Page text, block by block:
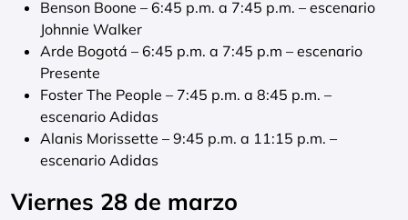
Benson Boone – 6:45 p.m. a 7:45 p.m. – escenario
Johnnie Walker
Arde Bogotá – 6:45 p.m. a 7:45 p.m – escenario
Presente
Foster The People – 7:45 p.m. a 8:45 p.m. –
escenario Adidas
Alanis Morissette – 9:45 p.m. a 11:15 p.m. –
escenario Adidas
Viernes 28 de marzo